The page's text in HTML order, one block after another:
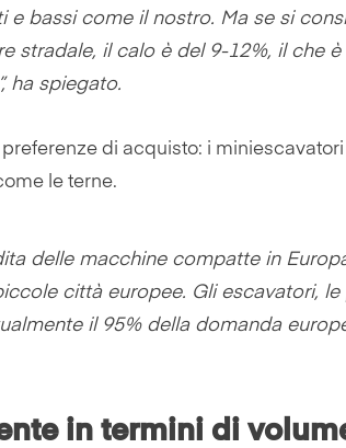
bassi come il nostro. Ma se si
stradale, il calo è del 9-12%, il che è
ha spiegato.
di acquisto: i
le terne.
delle macchine compatte in
città europee. Gli escavatori,
il 95% della domanda
in termini di